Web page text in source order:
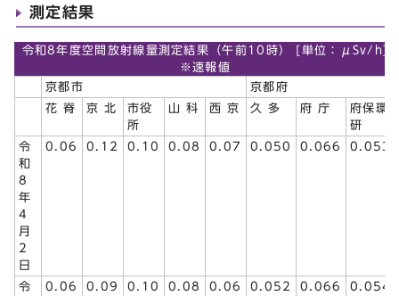
測定結果
令和8年度空間放射線量測定結果（午前10時） [単位：μSv/h]
※速報値
京都市
京都府
花 脊
京 北
市役
所
山 科 西 京 久 多 府 庁
府保環
研
令
和
8
年
4
月
2
日
0.06 0.12 0.10 0.08 0.07 0.050 0.066 0.053
令
0.06 0.09 0.10 0.08 0.06 0.052 0.066 0.054